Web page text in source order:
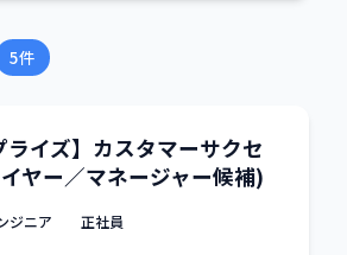
5件
ライズ】カスタマーサクセ
ヤー／マネージャー候補)
ジニア 正社員